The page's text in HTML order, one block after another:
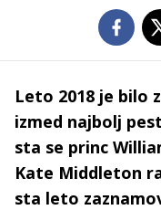
Leto 2018 je bilo
izmed najbolj
sta se princ
Kate Middleton
sta leto